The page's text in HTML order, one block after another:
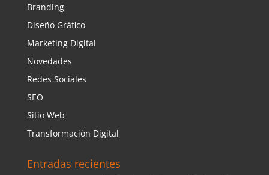
Branding
Diseño Gráfico
Marketing Digital
Novedades
Redes Sociales
SEO
Sitio Web
Transformación Digital
Entradas recientes